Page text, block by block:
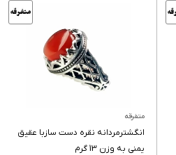
متفرقه
انگشترمردانه نقره دست سازبا عقیق
یمنی به وزن 13 گرم